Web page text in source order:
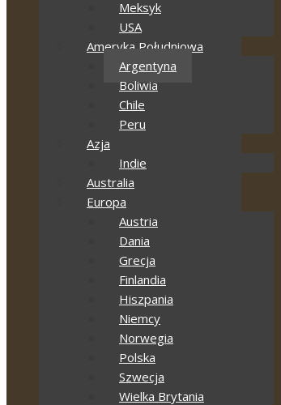
Meksyk
USA
Ameryka Południowa
Argentyna
Boliwia
Chile
Peru
Azja
Indie
Australia
Europa
Austria
Dania
Grecja
Finlandia
Hiszpania
Niemcy
Norwegia
Polska
Szwecja
Wielka Brytania